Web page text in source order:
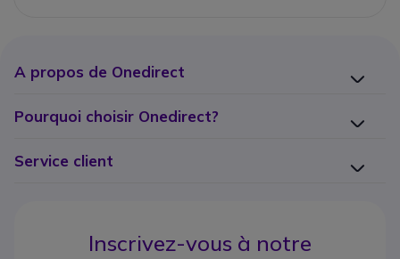
A propos de Onedirect
Pourquoi choisir Onedirect?
Service client
Inscrivez-vous à notre